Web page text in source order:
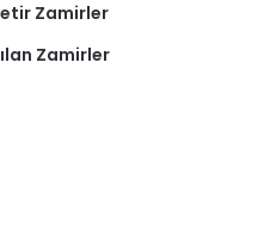
Zamirler
Zamirler